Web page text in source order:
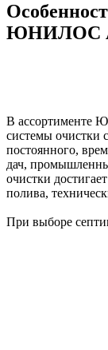
ЮНИЛОС
В ассортименте
системы очистки
постоянного,
дач,
очистки
полива,
При выборе